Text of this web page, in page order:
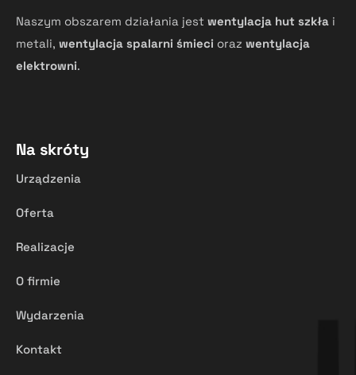
Naszym obszarem działania jest wentylacja hut szkła i
metali, wentylacja spalarni śmieci oraz wentylacja
elektrowni.
Na skróty
Urządzenia
Oferta
Realizacje
O firmie
Wydarzenia
Kontakt